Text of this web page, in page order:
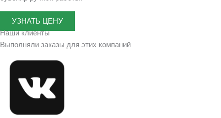
УЗНАТЬ ЦЕНУ
Наши клиенты
Выполняли заказы для этих компаний